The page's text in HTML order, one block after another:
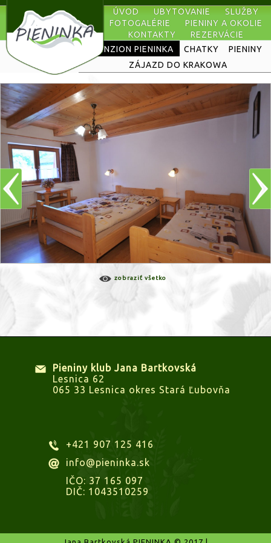
ÚVOD UBYTOVANIE
SLUŽBY
FOTOGALÉRIE
PIENINY A OKOLIE
KONTAKTY
REZERVÁCIE
PENZION PIENINKA
CHATKY
PIENINY
ZÁJAZD DO KRAKOWA
zobraziť všetko
Pieniny klub Jana Bartkovská
Lesnica 62
065 33 Lesnica okres Stará Ľubovňa
+421 907 125 416
info@pieninka.sk
IČO: 37 165 097
DIČ: 1043510259